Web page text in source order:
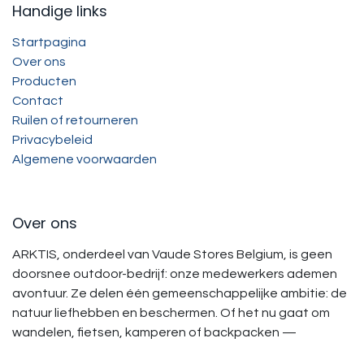
Handige links
Startpagina
Over ons
Producten
Contact
Ruilen of retourneren
Privacybeleid
Algemene voorwaarden
Over ons
ARKTIS, onderdeel van Vaude Stores Belgium, is geen
doorsnee outdoor-bedrijf: onze medewerkers ademen
avontuur. Ze delen één gemeenschappelijke ambitie: de
natuur liefhebben en beschermen. Of het nu gaat om
wandelen, fietsen, kamperen of backpacken —